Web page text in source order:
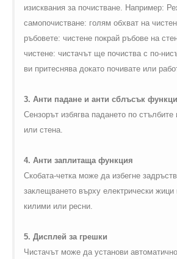
изисквания за почистване. Например:
самопочистване: голям обхват на
ръбовете: чистене покрай ръбове на
чистене: чистачът ще почиства с по-
ви притеснява докато почивате или
3. Анти падане и анти сблъсък
Сензорът избягва падането по
или стена.
4. Анти заплитаща функция
Скобата-четка може да избегне
заклещването върху електрически жици
килими или ресни.
5. Дисплей за грешки
Чистачът може да установи